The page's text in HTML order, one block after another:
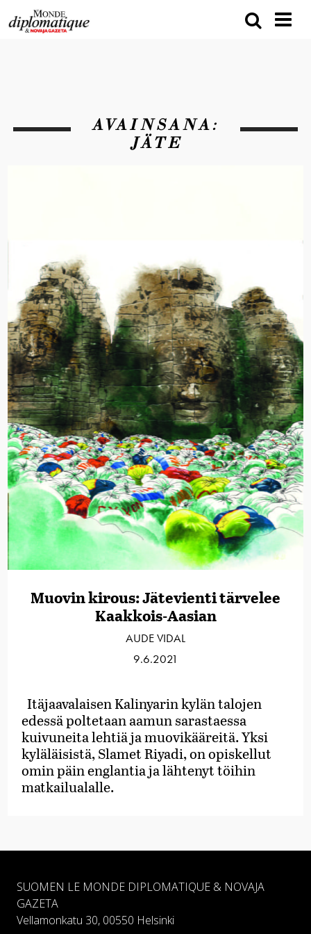
AVAINSANA:
JÄTE
Muovin kirous: Jätevienti tärvelee
Kaakkois-Aasian
AUDE VIDAL
9.6.2021
Itäjaavalaisen Kalinyarin kylän talojen
edessä poltetaan aamun sarastaessa
kuivuneita lehtiä ja muovikääreitä. Yksi
kyläläisistä, Slamet Riyadi, on opiskellut
omin päin englantia ja lähtenyt töihin
matkailualalle.
SUOMEN LE MONDE DIPLOMATIQUE & NOVAJA
GAZETA
Vellamonkatu 30, 00550 Helsinki